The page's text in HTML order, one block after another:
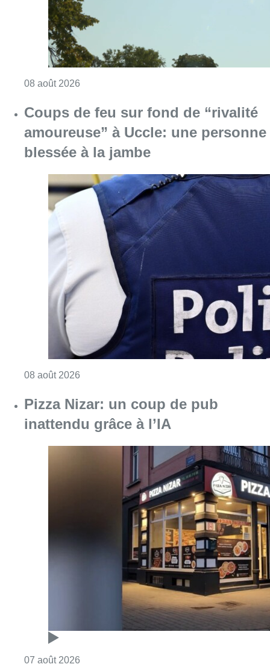
08 août 2026
Coups de feu sur fond de “rivalité
amoureuse” à Uccle: une personne
blessée à la jambe
08 août 2026
Pizza Nizar: un coup de pub
inattendu grâce à l’IA
07 août 2026